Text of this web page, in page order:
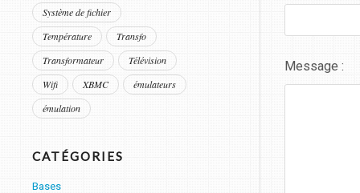
Message :
Système de fichier
Température
Transfo
Transformateur
Télévision
Wifi
XBMC
émulateurs
émulation
CATÉGORIES
Bases